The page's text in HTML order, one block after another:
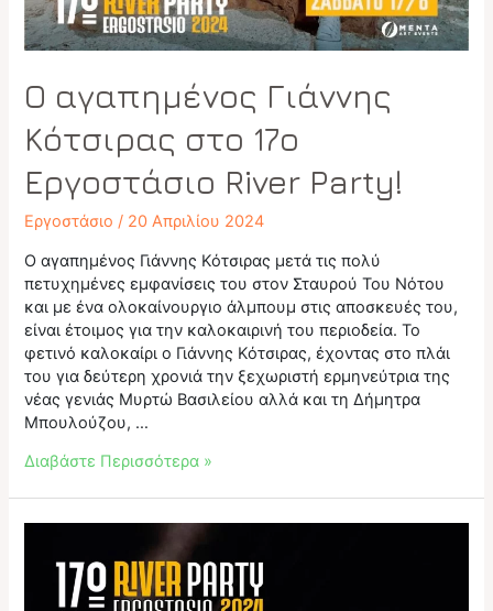
Ο αγαπημένος Γιάννης
Κότσιρας στο 17ο
Εργοστάσιο River Party!
Εργοστάσιο / 20 Απριλίου 2024
Ο αγαπημένος Γιάννης Κότσιρας μετά τις πολύ
πετυχημένες εμφανίσεις του στον Σταυρού Του Νότου
και με ένα ολοκαίνουργιο άλμπουμ στις αποσκευές του,
είναι έτοιμος για την καλοκαιρινή του περιοδεία. Το
φετινό καλοκαίρι ο Γιάννης Κότσιρας, έχοντας στο πλάι
του για δεύτερη χρονιά την ξεχωριστή ερμηνεύτρια της
νέας γενιάς Μυρτώ Βασιλείου αλλά και τη Δήμητρα
Μπουλούζου, …
Ο
Κότσιρας
Εργοστάσιο
Διαβάστε Περισσότερα »